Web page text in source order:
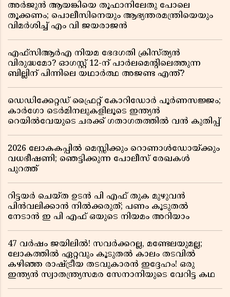
അർജുൻ ആയങ്കിയെ തൂഫാനിലേതു പോലെ
തൂക്കണം; പൊലീസിനെയും ആഭ്യന്തരമന്ത്രിയെയും
വിമർശിച്ച് എം വി ജയരാജൻ
എഫ്സിആർഎ നിയമ ഭേദഗതി ക്രിസ്ത്യൻ
വിരുദ്ധമോ? ഓഗസ്റ്റ് 12-ന് പാർലമെന്റിലെത്തുന്ന
ബില്ലിന് പിന്നിലെ യഥാർത്ഥ അജണ്ട എന്ത്?
ഡെഡിക്കേറ്റഡ് ഫ്രൈറ്റ് കോറിഡോർ പൂർണസജ്ജം;
കാർഗോ ടെർമിനലുകളിലൂടെ ഇന്ത്യൻ
റെയിൽവേയുടെ ചരക്ക് ഗതാഗതത്തിൽ വൻ കുതിപ്പ്
2026 ലോകകപ്പിൽ മെസ്സിക്കും റൊണാൾഡോയ്ക്കും
വധഭീഷണി; ഞെട്ടിക്കുന്ന പോലീസ് രേഖകൾ
പുറത്ത്
റിട്ടയർ ചെയ്ത ഉടൻ പി എഫ് തുക മുഴുവൻ
പിൻവലിക്കാൻ നിൽക്കരുത്; പണം കൂടുതൽ
നേടാൻ ഇ പി എഫ് ഒയുടെ നിയമം അറിയാം
47 വർഷം ജയിലിൽ! സവർക്കറല്ല, മണ്ടേലയുമല്ല;
ലോകത്തിൽ ഏറ്റവും കൂടുതൽ കാലം തടവിൽ
കഴിഞ്ഞ രാഷ്ട്രീയ തടവുകാരൻ ഇദ്ദേഹം! ഒരു
ഇന്ത്യൻ സ്വാതന്ത്ര്യസമര സേനാനിയുടെ വേറിട്ട കഥ